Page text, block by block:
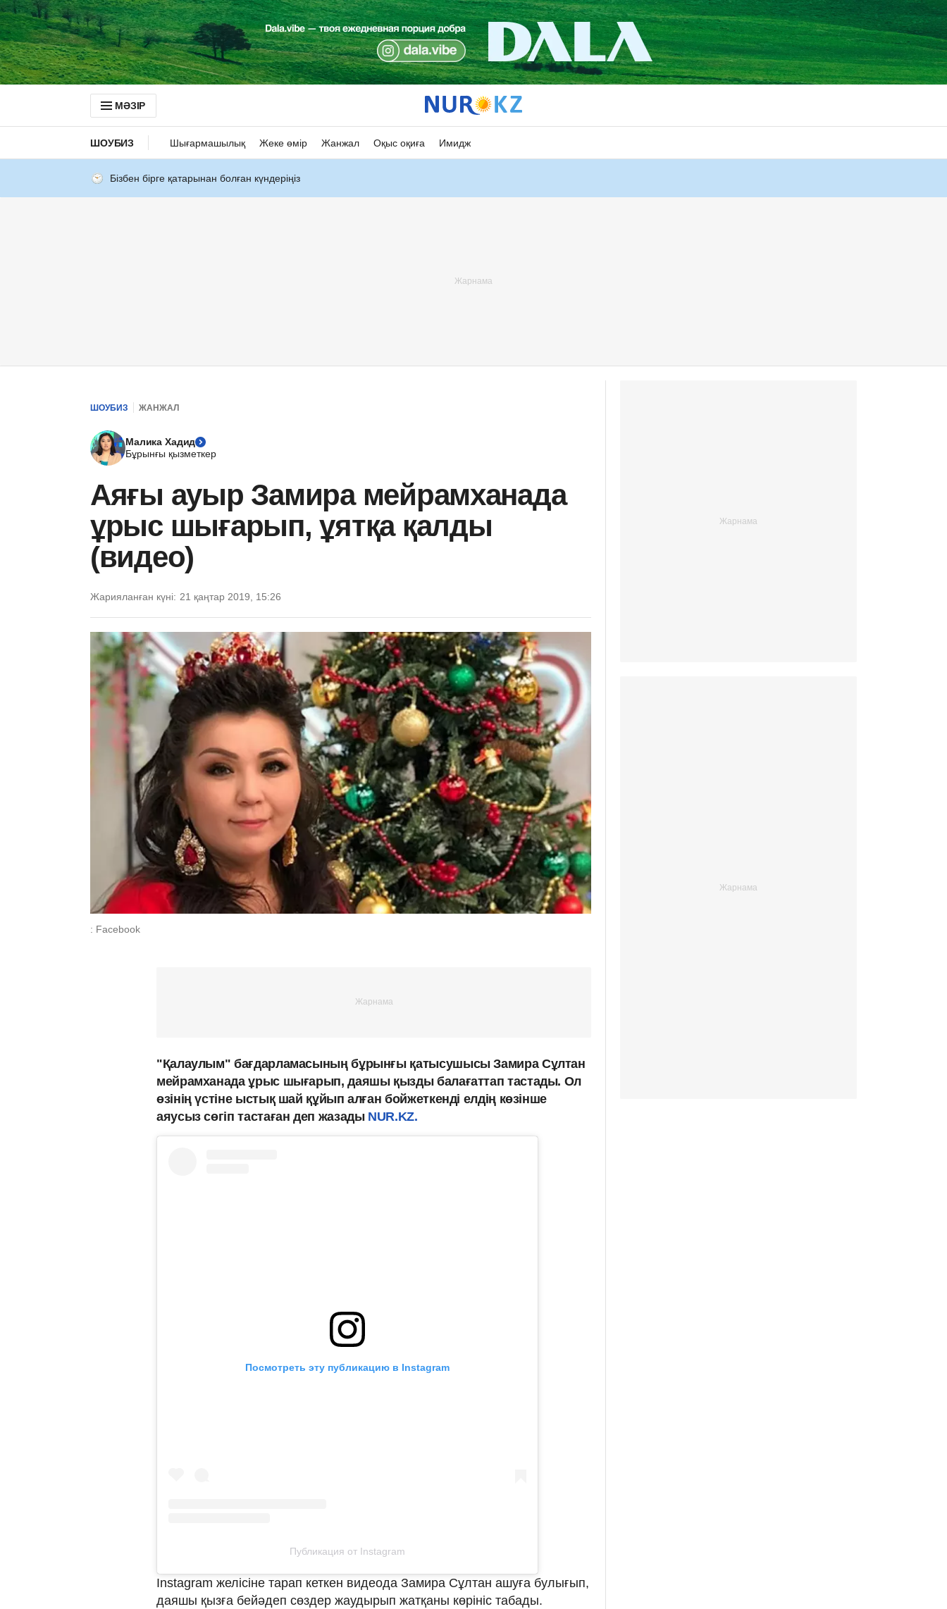
МӘЗІР
ШОУБИЗ Шығармашылық Жеке өмір Жанжал Оқыс оқиға Имидж
Бізбен бірге қатарынан болған күндеріңіз
ШОУБИЗ ЖАНЖАЛ
Малика Хадид
Бұрынғы қызметкер
Аяғы ауыр Замира мейрамханада
ұрыс шығарып, ұятқа қалды
(видео)
Жарияланған күні: 21 қаңтар 2019, 15:26
: Facebook
"Қалаулым" бағдарламасының бұрынғы қатысушысы Замира Сұлтан
мейрамханада ұрыс шығарып, даяшы қызды балағаттап тастады. Ол
өзінің үстіне ыстық шай құйып алған бойжеткенді елдің көзінше
аяусыз сөгіп тастаған деп жазады NUR.KZ.
Посмотреть эту публикацию в Instagram
Публикация от Instagram
Instagram желісіне тарап кеткен видеода Замира Сұлтан ашуға булығып,
даяшы қызға бейәдеп сөздер жаудырып жатқаны көрініс табады.